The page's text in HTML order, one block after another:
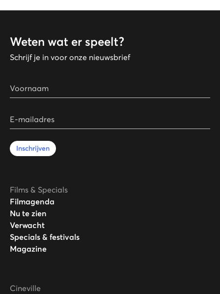
Weten wat er speelt?
Schrijf je in voor onze nieuwsbrief
Voornaam
E-mailadres
Inschrijven
Films & Specials
Filmagenda
Nu te zien
Verwacht
Specials & festivals
Magazine
Cineville